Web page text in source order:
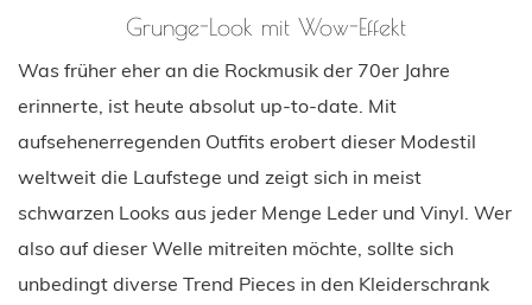
Grunge-Look mit Wow-Effekt
Was früher eher an die Rockmusik der 70er Jahre
erinnerte, ist heute absolut up-to-date. Mit
aufsehenerregenden Outfits erobert dieser Modestil
weltweit die Laufstege und zeigt sich in meist
schwarzen Looks aus jeder Menge Leder und Vinyl. Wer
also auf dieser Welle mitreiten möchte, sollte sich
unbedingt diverse Trend Pieces in den Kleiderschrank